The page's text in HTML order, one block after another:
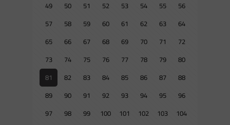
49
50 51 52 53 54 55
56
57
58 59 60 61 62 63
64
65
66 67 68 69 70 71
72
73
74 75 76 77 78 79
80
81
82 83 84 85 86 87
88
89
90 91 92 93 94 95
96
97
98 99 100 101 102 103
104